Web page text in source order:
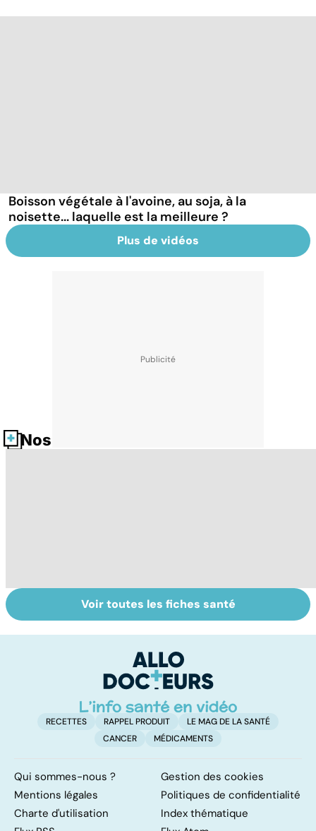
Boisson végétale à l'avoine, au soja, à la
noisette... laquelle est la meilleure ?
Plus de vidéos
Nos fiches santé
La tuberculose
pulmonaire
Cancer du
poumon : le
traitements
Voir toutes les fiches santé
RECETTES RAPPEL PRODUIT
LE MAG DE LA SANTÉ
CANCER
MÉDICAMENTS
Qui sommes-nous ?
Gestion des cookies
Mentions légales
Politiques de confidentialité
Charte d'utilisation
Index thématique